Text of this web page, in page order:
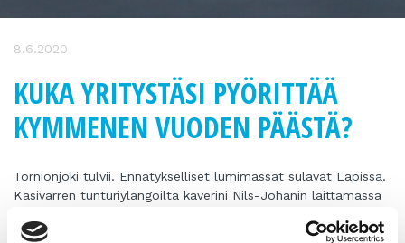
8.6.2020
KUKA YRITYSTÄSI PYÖRITTÄÄ
KYMMENEN VUODEN PÄÄSTÄ?
Tornionjoki tulvii. Ennätykselliset lumimassat sulavat Lapissa.
Käsivarren tunturiylängöiltä kaverini Nils-Johanin laittamassa
valtava voima, taloja ja mökkejä koitetaan suojella